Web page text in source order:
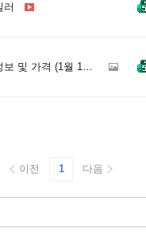
러
및 가격 (1월 17일)
이전 1 다음